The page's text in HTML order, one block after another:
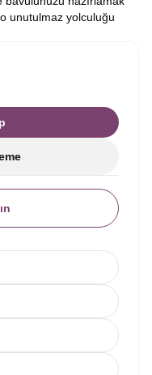
o unutulmaz yolculuğu